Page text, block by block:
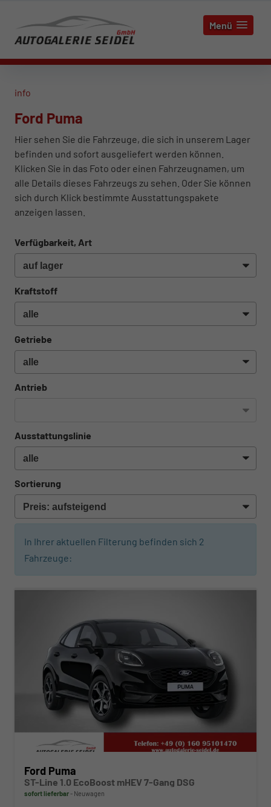
Menü
info
Ford Puma
Hier sehen Sie die Fahrzeuge, die sich in unserem Lager
befinden und sofort ausgeliefert werden können.
Klicken Sie in das Foto oder einen Fahrzeugnamen, um
alle Details dieses Fahrzeugs zu sehen. Oder Sie können
sich durch Klick bestimmte Ausstattungspakete
anzeigen lassen.
Verfügbarkeit, Art
Kraftstoff
Getriebe
Antrieb
Ausstattungslinie
Sortierung
In Ihrer aktuellen Filterung befinden sich 2
Fahrzeuge:
ab 267,– € mtl.
Ford Puma
ST-Line 1.0 EcoBoost mHEV 7-Gang DSG
sofort lieferbar Neuwagen